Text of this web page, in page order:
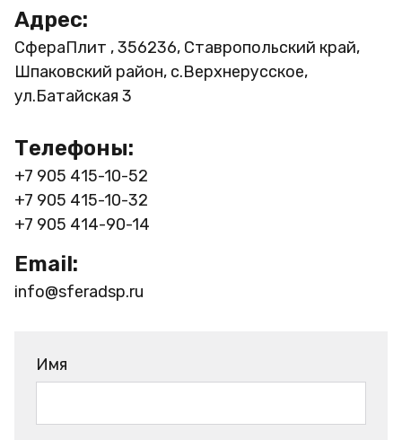
Адрес:
СфераПлит , 356236, Ставропольский край,
Шпаковский район, с.Верхнерусское,
ул.Батайская 3
Телефоны:
+7 905 415-10-52
+7 905 415-10-32
+7 905 414-90-14
Email:
info@sferadsp.ru
Имя